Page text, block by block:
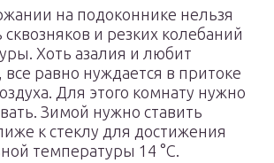
на подоконнике нельзя
сквозняков и резких колебаний
Хоть азалия и любит
все равно нуждается в притоке
Для этого комнату нужно
Зимой нужно ставить
к стеклу для достижения
температуры 14 °С.